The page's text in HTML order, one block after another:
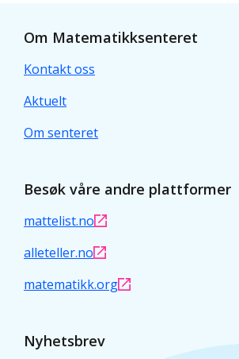
Om Matematikksenteret
Kontakt oss
Aktuelt
Om senteret
Besøk våre andre plattformer
mattelist.no
alleteller.no
matematikk.org
Nyhetsbrev